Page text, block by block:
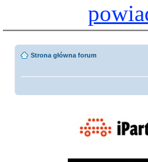
Strona główna forum